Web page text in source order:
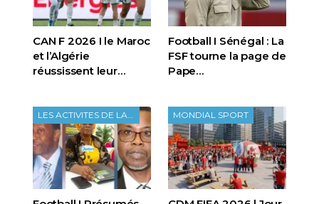
CAN F 2026 I le Maroc
et l’Algérie
réussissent leur…
Football I Sénégal : La
FSF tourne la page de
Pape…
MONDIAL SPORT